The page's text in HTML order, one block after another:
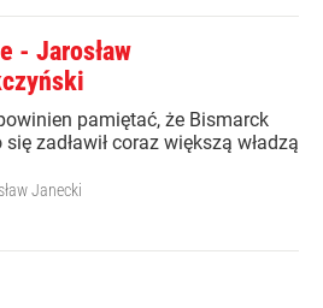
- Jarosław
pamiętać, że Bismarck
się zadławił coraz większą władzą
Janecki